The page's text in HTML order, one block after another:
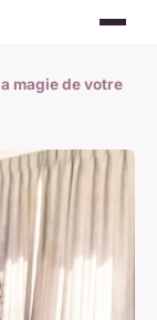
magie de votre